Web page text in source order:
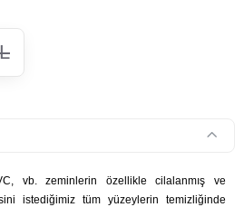
vb. zeminlerin özellikle cilalanmış ve
istediğimiz tüm yüzeylerin temizliğinde